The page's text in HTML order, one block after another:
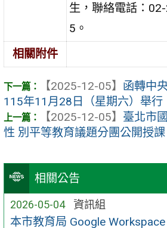
相關公告
2026-05-04 資訊組
本市教育局 Google
生，聯絡電話：
5。
相關附件
【2025-12-05】 函轉中
115年11月28日（星期六）舉行
【2025-12-05】 臺北市
性 別平等教育議題分團公開授課